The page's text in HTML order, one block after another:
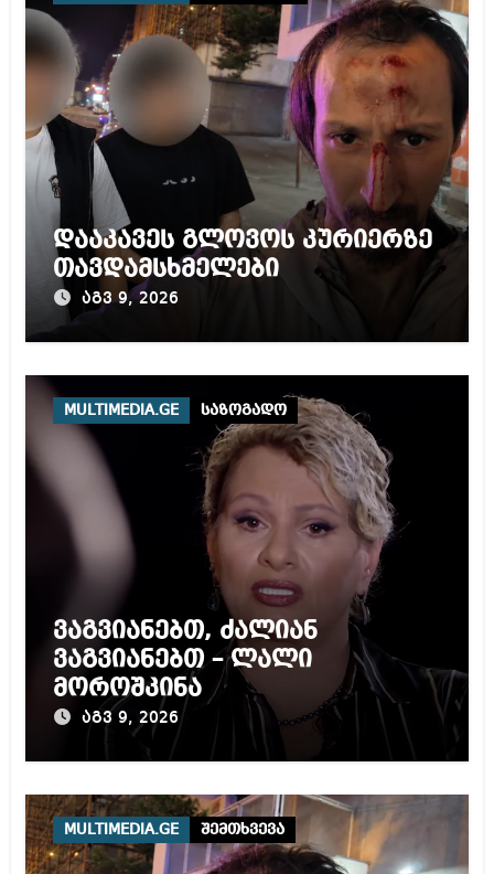
დააკავეს გლოვოს კურიერზე
თავდამსხმელები
აგვ 9, 2026
MULTIMEDIA.GE საზოგადო
ვაგვიანებთ, ძალიან
ვაგვიანებთ – ლალი
მოროშკინა
აგვ 9, 2026
MULTIMEDIA.GE შემთხვევა